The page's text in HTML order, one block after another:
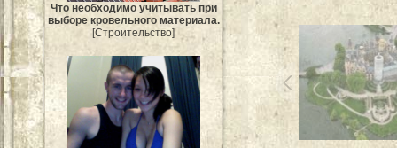
Что необходимо учитывать при
выборе кровельного материала.
[Строительство]